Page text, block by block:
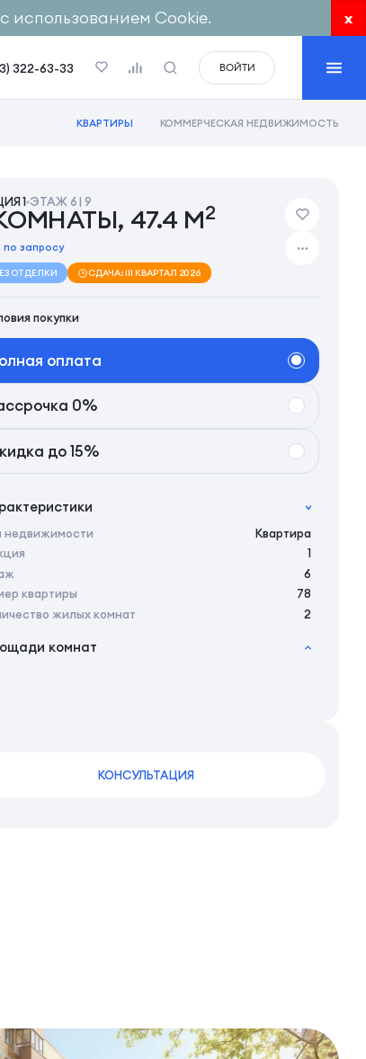
использованием Cookie. x
322-63-33 ВОЙТИ
КВАРТИРЫ КОММЕРЧЕСКАЯ НЕДВИЖИМОСТЬ
1 ЭТАЖ 6 | 9
47.4 М2
по запросу
ОТДЕЛКИ СДАЧА: III КВАРТАЛ 2026
покупки
оплата
0%
до 15%
недвижимости
Квартира
1
6
квартиры
78
жилых комнат
2
комнат
КОНСУЛЬТАЦИЯ